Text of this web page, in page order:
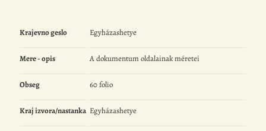
Krajevno geslo Egyházashetye
Mere - opis A dokumentum oldalainak méretei
Obseg 60 folio
Kraj izvora/nastanka Egyházashetye